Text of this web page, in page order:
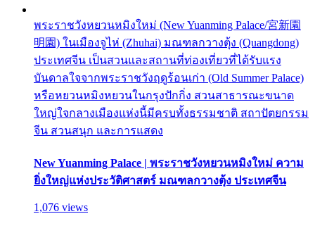
พระราชวังหยวนหมิงใหม่ (New Yuanming Palace/宮新園
明園) ในเมืองจูไห่ (Zhuhai) มณฑลกวางตุ้ง (Quangdong)
ประเทศจีน เป็นสวนและสถานที่ท่องเที่ยวที่ได้รับแรง
บันดาลใจจากพระราชวังฤดูร้อนเก่า (Old Summer Palace)
หรือหยวนหมิงหยวนในกรุงปักกิ่ง สวนสาธารณะขนาด
ใหญ่ใจกลางเมืองแห่งนี้มีครบทั้งธรรมชาติ สถาปัตยกรรม
จีน สวนสนุก และการแสดง
New Yuanming Palace | พระราชวังหยวนหมิงใหม่ ความ
ยิ่งใหญ่แห่งประวัติศาสตร์ มณฑลกวางตุ้ง ประเทศจีน
1,076 views